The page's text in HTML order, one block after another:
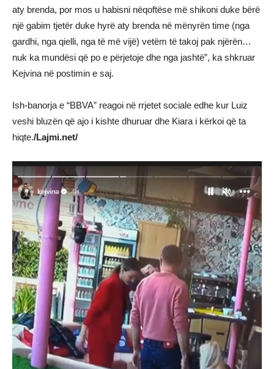
aty brenda, por mos u habisni nëqoftëse më shikoni duke bërë
një gabim tjetër duke hyrë aty brenda në mënyrën time (nga
gardhi, nga qielli, nga të më vijë) vetëm të takoj pak njërën…
nuk ka mundësi që po e përjetoje dhe nga jashtë”, ka shkruar
Kejvina në postimin e saj.
Ish-banorja e “BBVA” reagoi në rrjetet sociale edhe kur Luiz
veshi bluzën që ajo i kishte dhuruar dhe Kiara i kërkoi që ta
hiqte./Lajmi.net/